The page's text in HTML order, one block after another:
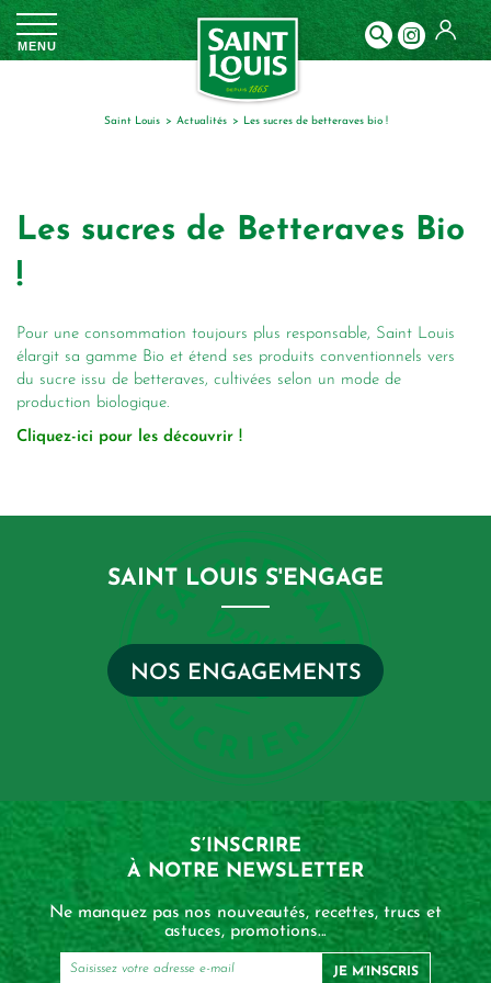
MENU
Saint Louis actualités les sucres de betteraves bio !
Les sucres de Betteraves Bio
!
Pour une consommation toujours plus responsable, Saint Louis
élargit sa gamme Bio et étend ses produits conventionnels vers
du sucre issu de betteraves, cultivées selon un mode de
production biologique.
Cliquez-ici pour les découvrir !
SAINT LOUIS S'ENGAGE
NOS ENGAGEMENTS
S’INSCRIRE
À NOTRE NEWSLETTER
Ne manquez pas nos nouveautés, recettes, trucs et
astuces, promotions...
JE M’INSCRIS
Panneau de gestion des cookies